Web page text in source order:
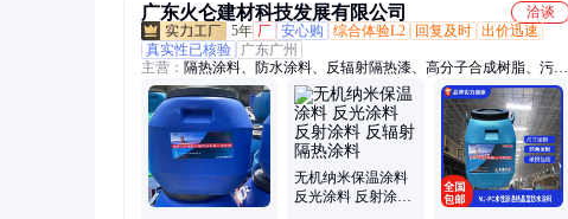
广东火仑建材科技发展有限公司
洽谈
5年 厂 安心购 综合体验L2 回复及时 出价迅速
真实性已核验
广东广州
主营： 隔热涂料、防水涂料、反辐射隔热漆、高分子合成树脂、污水
池防腐涂料、隔音吸音涂料、路桥防水、防水剂、保温隔热涂料
无机纳米保温涂料
反光涂料 反射涂料